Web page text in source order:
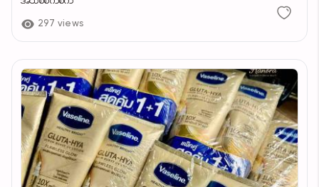
297 views